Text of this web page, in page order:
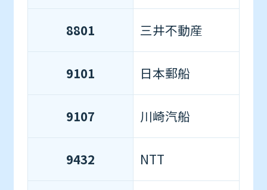
8801 三井不動産
9101 日本郵船
9107 川崎汽船
9432 NTT